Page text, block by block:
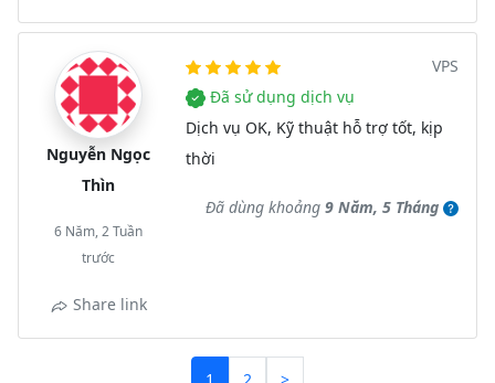
Nguyễn Ngọc
Thìn
6 Năm, 2 Tuần
trước
Share link
VPS
Đã sử dụng dịch vụ
Dịch vụ OK, Kỹ thuật hỗ trợ tốt, kịp
thời
Đã dùng khoảng 9 Năm, 5 Tháng